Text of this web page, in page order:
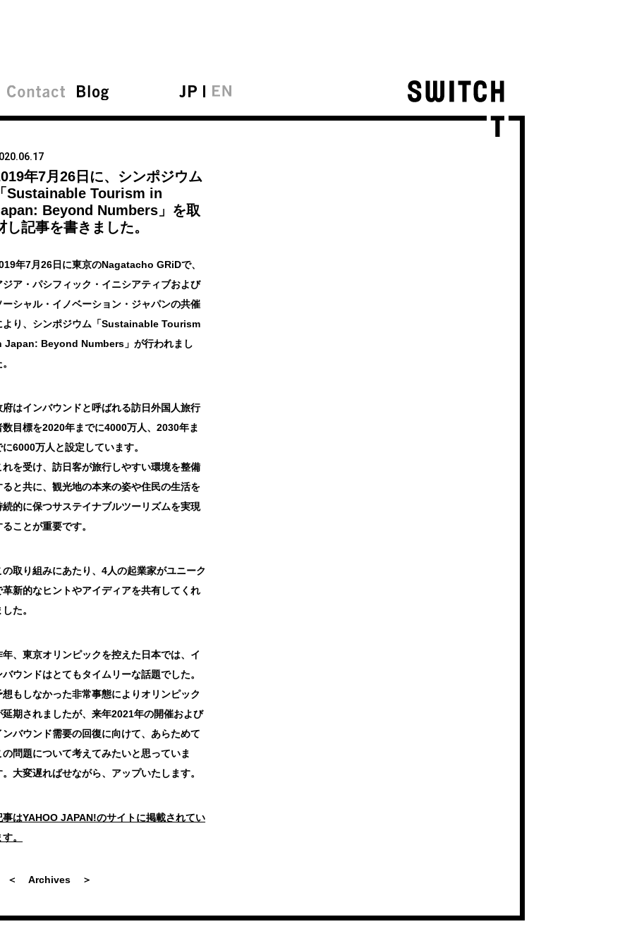
年7月26日に、シンポジウム
Sustainable Tourism in
Beyond Numbers」を取
し記事を書きました。
年7月26日に東京のNagatacho GRiDで、
ジア・パシフィック・イニシアティブおよび
ーシャル・イノベーション・ジャパンの共催
より、シンポジウム「Sustainable Tourism
Japan: Beyond Numbers」が行われまし
府はインバウンドと呼ばれる訪日外国人旅行
数目標を2020年までに4000万人、2030年ま
に6000万人と設定しています。
れを受け、訪日客が旅行しやすい環境を整備
ると共に、観光地の本来の姿や住民の生活を
続的に保つサステイナブルツーリズムを実現
ることが重要です。
の取り組みにあたり、4人の起業家がユニーク
革新的なヒントやアイディアを共有してくれ
た。
年、東京オリンピックを控えた日本では、イ
バウンドはとてもタイムリーな話題でした。
想もしなかった非常事態によりオリンピック
延期されましたが、来年2021年の開催および
ンバウンド需要の回復に向けて、あらためて
の問題について考えてみたいと思っていま
。大変遅ればせながら、アップいたします。
事はYAHOO JAPAN!のサイトに掲載されてい
。
＜ Archives ＞